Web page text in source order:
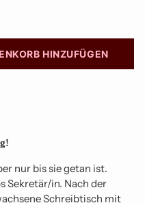
HINZUFÜGEN
nur bis sie getan ist.
Sekretär/in. Nach der
Schreibtisch mit